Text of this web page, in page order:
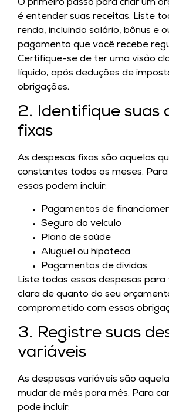
O primeiro passo para criar um
é entender suas receitas. Liste
renda, incluindo salário, bônus e
pagamento que você recebe
Certifique-se de ter uma visão
líquido, após deduções de
obrigações.
2. Identifique suas
fixas
As despesas fixas são aquelas
constantes todos os meses. Para
essas podem incluir:
Pagamentos de
Seguro do veículo
Plano de saúde
Aluguel ou hipoteca
Pagamentos de dívidas
Liste todas essas despesas para
clara de quanto do seu
comprometido com essas
3. Registre suas
variáveis
As despesas variáveis são
mudar de mês para mês. Para
pode incluir: